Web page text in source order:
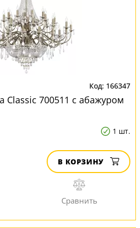
166347
Classic 700511 с абажуром
1 шт.
В КОРЗИНУ